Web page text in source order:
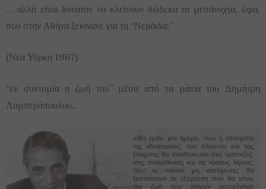
… αλλά είναι δυνατόν να κλείνουν δώδεκα τα μεσάνυχτα, ώρα,
που στην Αθήνα ξεκινάνε για τη “Νεράιδα;”
(Νέα Υόρκη 1967)
“εν συντομία η ζωή του” μέσα από τα μάτια του Δημήτρη
Λυμπερόπουλου..